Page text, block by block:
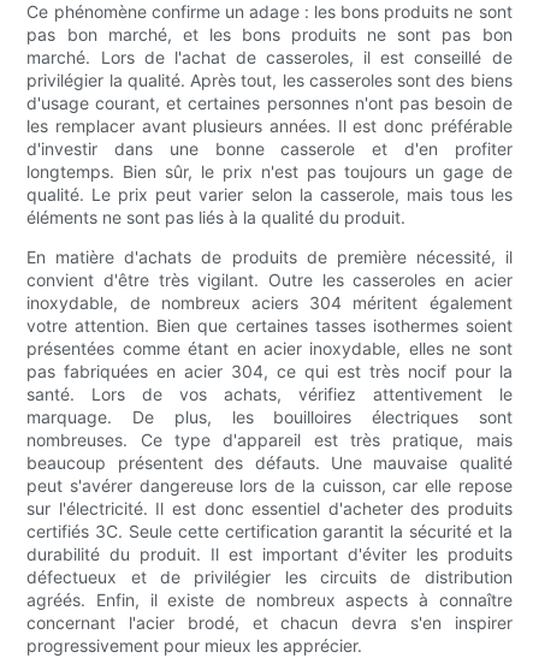
Ce phénomène confirme un adage : les bons produits ne sont
pas bon marché, et les bons produits ne sont pas bon
marché. Lors de l'achat de casseroles, il est conseillé de
privilégier la qualité. Après tout, les casseroles sont des biens
d'usage courant, et certaines personnes n'ont pas besoin de
les remplacer avant plusieurs années. Il est donc préférable
d'investir dans une bonne casserole et d'en profiter
longtemps. Bien sûr, le prix n'est pas toujours un gage de
qualité. Le prix peut varier selon la casserole, mais tous les
éléments ne sont pas liés à la qualité du produit.
En matière d'achats de produits de première nécessité, il
convient d'être très vigilant. Outre les casseroles en acier
inoxydable, de nombreux aciers 304 méritent également
votre attention. Bien que certaines tasses isothermes soient
présentées comme étant en acier inoxydable, elles ne sont
pas fabriquées en acier 304, ce qui est très nocif pour la
santé. Lors de vos achats, vérifiez attentivement le
marquage. De plus, les bouilloires électriques sont
nombreuses. Ce type d'appareil est très pratique, mais
beaucoup présentent des défauts. Une mauvaise qualité
peut s'avérer dangereuse lors de la cuisson, car elle repose
sur l'électricité. Il est donc essentiel d'acheter des produits
certifiés 3C. Seule cette certification garantit la sécurité et la
durabilité du produit. Il est important d'éviter les produits
défectueux et de privilégier les circuits de distribution
agréés. Enfin, il existe de nombreux aspects à connaître
concernant l'acier brodé, et chacun devra s'en inspirer
progressivement pour mieux les apprécier.